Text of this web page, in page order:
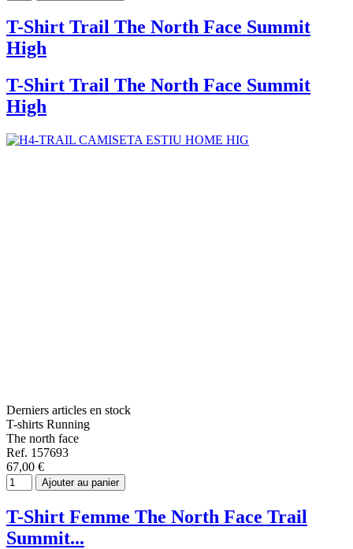
T-Shirt Trail The North Face Summit
High
T-Shirt Trail The North Face Summit
High
Derniers articles en stock
T-shirts Running
The north face
Ref. 157693
67,00 €
Ajouter au panier
T-Shirt Femme The North Face Trail
Summit...